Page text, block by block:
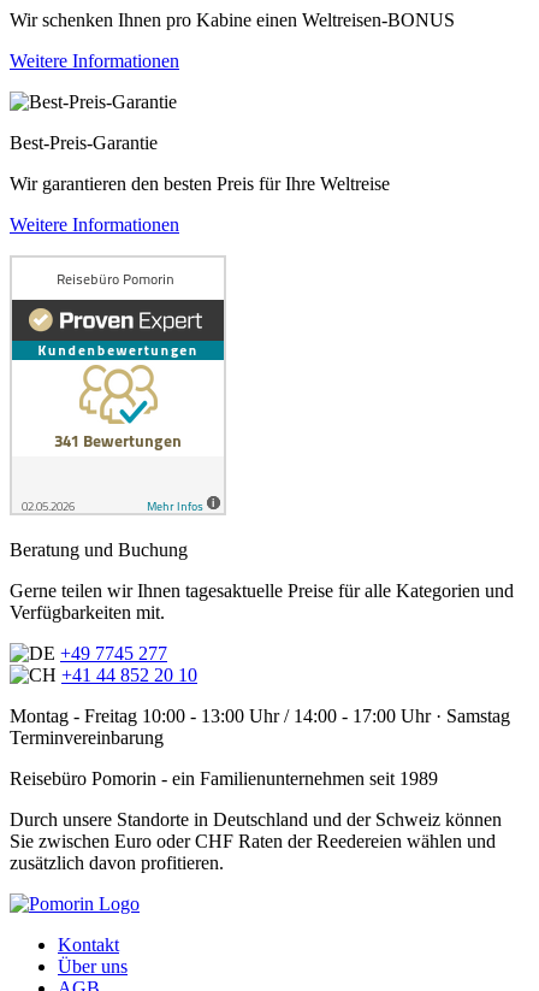
Wir schenken Ihnen pro Kabine einen Weltreisen-BONUS
Weitere Informationen
Best-Preis-Garantie
Wir garantieren den besten Preis für Ihre Weltreise
Weitere Informationen
Beratung und Buchung
Gerne teilen wir Ihnen tagesaktuelle Preise für alle Kategorien und
Verfügbarkeiten mit.
+49 7745 277
+41 44 852 20 10
Montag - Freitag 10:00 - 13:00 Uhr / 14:00 - 17:00 Uhr · Samstag
Terminvereinbarung
Reisebüro Pomorin - ein Familienunternehmen seit 1989
Durch unsere Standorte in Deutschland und der Schweiz können
Sie zwischen Euro oder CHF Raten der Reedereien wählen und
zusätzlich davon profitieren.
Kontakt
Über uns